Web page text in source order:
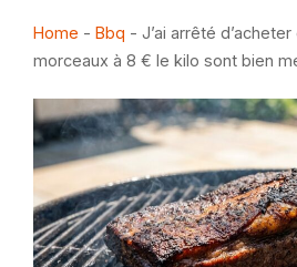
Home - Bbq - J’ai arrêté
morceaux à 8 € le kilo sont bien